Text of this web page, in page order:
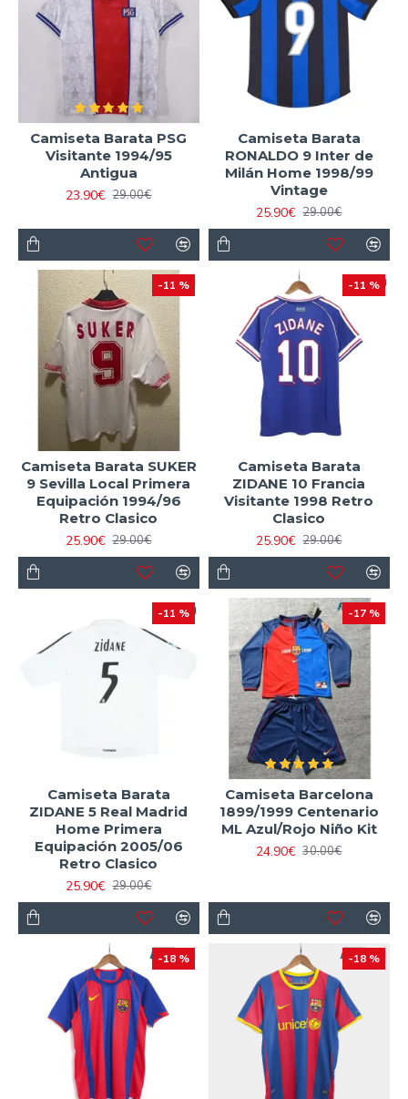
Camiseta Barata PSG
Visitante 1994/95
Antigua
23.90€ 29.00€
Camiseta Barata
RONALDO 9 Inter de
Milán Home 1998/99
Vintage
25.90€ 29.00€
-11 %
Camiseta Barata SUKER
9 Sevilla Local Primera
Equipación 1994/96
Retro Clasico
25.90€ 29.00€
-11 %
Camiseta Barata
ZIDANE 10 Francia
Visitante 1998 Retro
Clasico
25.90€ 29.00€
-11 %
Camiseta Barata
ZIDANE 5 Real Madrid
Home Primera
Equipación 2005/06
Retro Clasico
25.90€ 29.00€
-17 %
Camiseta Barcelona
1899/1999 Centenario
ML Azul/Rojo Niño Kit
24.90€ 30.00€
-18 % -18 %